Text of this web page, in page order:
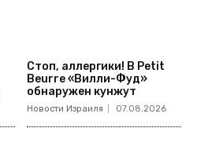
Стоп, аллергики! В Petit
Beurre «Вилли-Фуд»
обнаружен кунжут
Новости Израиля 07.08.2026